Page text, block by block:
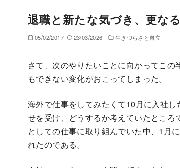
退職と新たな気づき、更な
05/02/2017 23/03/2026 生きづらさと自立
さて、次のやりたいことに向かってこ
もできない変化がおこってしまった。
海外で仕事をしてみたくて10月に入社
せを受け、どうするか考えていたとこ
としての仕事に取り組んでいた中、1月
れたのである。